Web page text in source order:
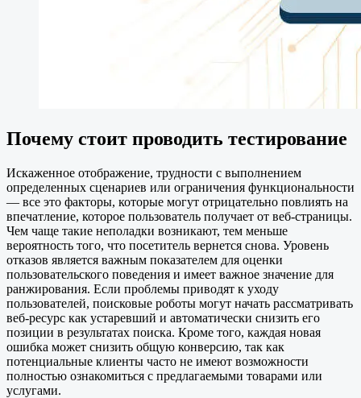
Почему стоит проводить тестирование
Искаженное отображение, трудности с выполнением
определенных сценариев или ограничения функциональности
— все это факторы, которые могут отрицательно повлиять на
впечатление, которое пользователь получает от веб-страницы.
Чем чаще такие неполадки возникают, тем меньше
вероятность того, что посетитель вернется снова. Уровень
отказов является важным показателем для оценки
пользовательского поведения и имеет важное значение для
ранжирования. Если проблемы приводят к уходу
пользователей, поисковые роботы могут начать рассматривать
веб-ресурс как устаревший и автоматически снизить его
позиции в результатах поиска. Кроме того, каждая новая
ошибка может снизить общую конверсию, так как
потенциальные клиенты часто не имеют возможности
полностью ознакомиться с предлагаемыми товарами или
услугами.